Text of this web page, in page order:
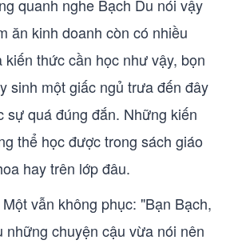
quanh nghe Bạch Du nói vậy
ăn kinh doanh còn có nhiều
kiến thức cần học như vậy, bọn
sinh một giấc ngủ trưa đến đây
sự quá đúng đắn. Những kiến
thể học được trong sách giáo
hay trên lớp đâu.
vẫn không phục: "Bạn Bạch,
những chuyện cậu vừa nói nên